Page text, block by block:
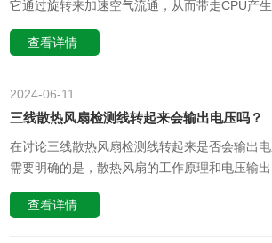
它通过旋转来加速空气流通，从而带走CPU产
正常运行。在讨论CPU散热风扇的电压和电流
确几个基本概念。电压是衡量静电场强度的物
于技术条件……
查看详情
11
2024-06
三线散热风扇检测线转起来会输出电压吗？
在讨论三线散热风扇检测线转起来是否会输出
需要明确的是，散热风扇的工作原理和电压输
过转动叶轮，将周围的空气加速排出，从而达到
这个过程中，风扇本身并不产生电流，而是通
查看详情